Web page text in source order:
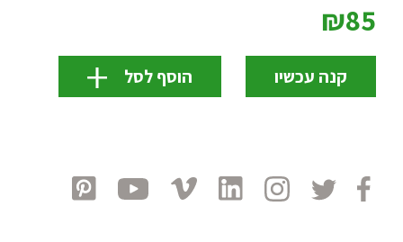
₪85
קנה עכשיו הוסף לסל